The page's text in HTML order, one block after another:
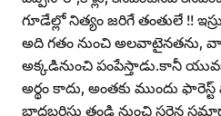
గూడేల్లో నిత్యం జరిగే తంతులే !!
అది గతం నుంచి అలవాటైనతను,
అక్కడినుంచి పంపేస్తాడు.కానీ
అర్థం కాదు, అంతకు ముందు
బాధబరిస్తు తండ్రి నుంచి సరైన